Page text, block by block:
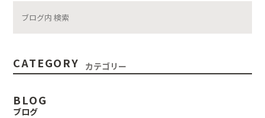
CATEGORY カテゴリー
BLOG
ブログ